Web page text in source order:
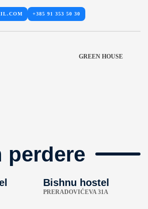
+385 91 353 50 30
GREEN HOUSE
perdere
Bishnu hostel
PRERADOVIĆEVA 31A